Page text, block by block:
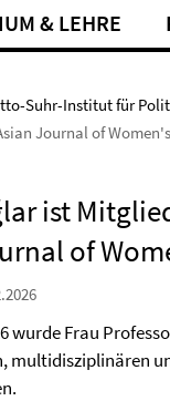
& LEHRE
Suhr-Institut für
Journal of
ist
of
wurde Frau
multidisziplinären